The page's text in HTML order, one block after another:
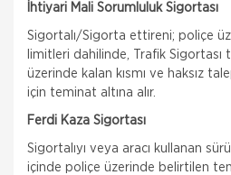
İhtiyari Mali Sorumluluk Sigortası
Sigortalı/Sigorta ettireni; poliçe
limitleri dahilinde, Trafik Sigortası
üzerinde kalan kısmı ve haksız
için teminat altına alır.
Ferdi Kaza Sigortası
Sigortalıyı veya aracı kullanan
içinde poliçe üzerinde belirtilen